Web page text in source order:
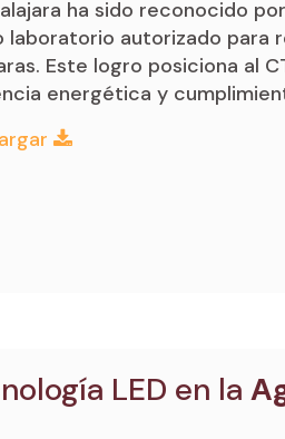
ha sido reconocido
laboratorio autorizado para
Este logro posiciona al
energética y
LED en la